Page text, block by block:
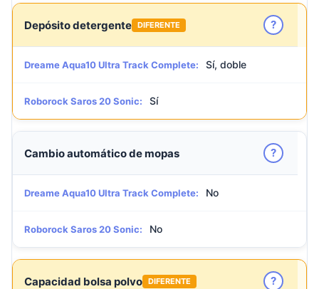
Depósito detergente DIFERENTE ?
Dreame Aqua10 Ultra Track Complete: Sí, doble
Roborock Saros 20 Sonic: Sí
Cambio automático de mopas ?
Dreame Aqua10 Ultra Track Complete: No
Roborock Saros 20 Sonic: No
Capacidad bolsa polvo DIFERENTE ?